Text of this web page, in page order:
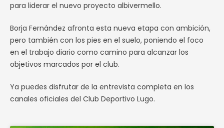
para liderar el nuevo proyecto albivermello.
Borja Fernández afronta esta nueva etapa con ambición,
pero también con los pies en el suelo, poniendo el foco
en el trabajo diario como camino para alcanzar los
objetivos marcados por el club.
Ya puedes disfrutar de la entrevista completa en los
canales oficiales del Club Deportivo Lugo.